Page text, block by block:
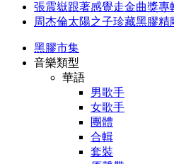
張震嶽跟著感覺走金曲獎專
周杰倫太陽之子珍藏黑膠精
黑膠市集
音樂類型
華語
男歌手
女歌手
團體
合輯
套裝